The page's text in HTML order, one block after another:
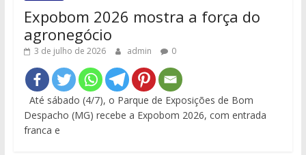
Expobom 2026 mostra a força do
agronegócio
3 de julho de 2026 admin 0
Até sábado (4/7), o Parque de Exposições de Bom
Despacho (MG) recebe a Expobom 2026, com entrada
franca e